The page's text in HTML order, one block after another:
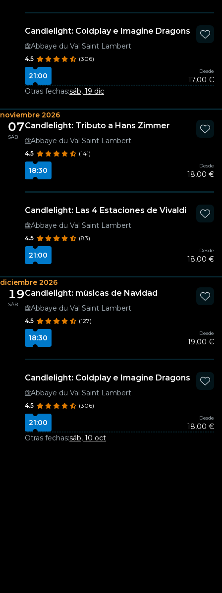
Candlelight: Coldplay e Imagine Dragons
Abbaye du Val Saint Lambert
4.5 (306)
21:00
Desde
17,00 €
Otras fechas:sáb, 19 dic
noviembre 2026
07
SÁB
Candlelight: Tributo a Hans Zimmer
Abbaye du Val Saint Lambert
4.5 (141)
18:30
Desde
18,00 €
Candlelight: Las 4 Estaciones de Vivaldi
Abbaye du Val Saint Lambert
4.5 (83)
21:00
Desde
18,00 €
diciembre 2026
19
SÁB
Candlelight: músicas de Navidad
Abbaye du Val Saint Lambert
4.5 (127)
18:30
Desde
19,00 €
Candlelight: Coldplay e Imagine Dragons
Abbaye du Val Saint Lambert
4.5 (306)
21:00
Desde
18,00 €
Otras fechas:sáb, 10 oct